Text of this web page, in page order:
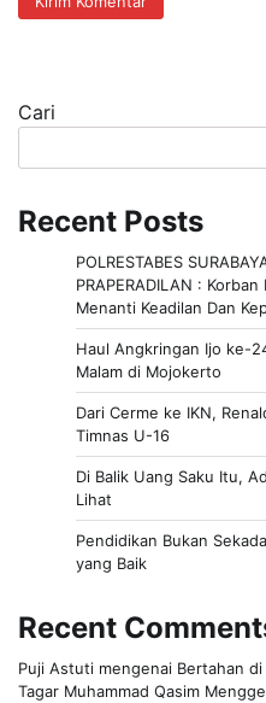
Cari
Recent Posts
POLRESTABES
PRAPERADILAN :
Menanti Keadilan Dan
Haul Angkringan Ijo ke-
Malam di Mojokerto
Dari Cerme ke IKN,
Timnas U-16
Di Balik Uang Saku Itu,
Lihat
Pendidikan Bukan
yang Baik
Recent
Puji Astuti mengenai Bertahan
Tagar Muhammad Qasim